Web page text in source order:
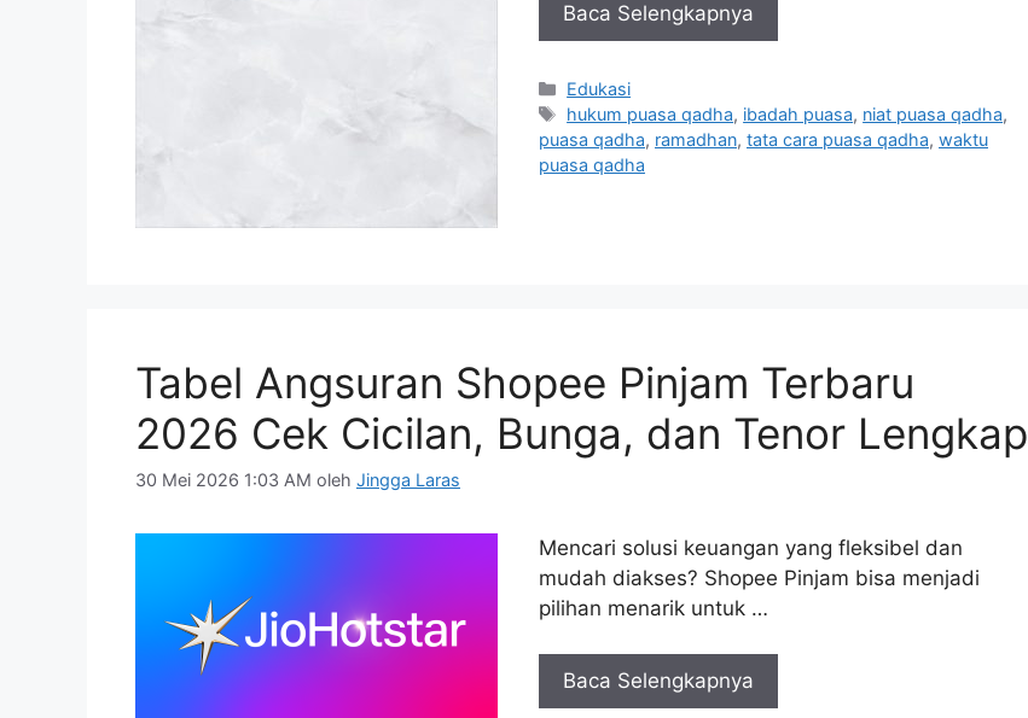
Baca Selengkapnya
Kategori
Edukasi
Tag
hukum puasa qadha, ibadah puasa, niat puasa qadha,
puasa qadha, ramadhan, tata cara puasa qadha, waktu
puasa qadha
Tabel Angsuran Shopee Pinjam Terbaru
2026 Cek Cicilan, Bunga, dan Tenor Lengkap
30 Mei 2026 1:03 AM oleh Jingga Laras
Mencari solusi keuangan yang fleksibel dan
mudah diakses? Shopee Pinjam bisa menjadi
pilihan menarik untuk …
Baca Selengkapnya